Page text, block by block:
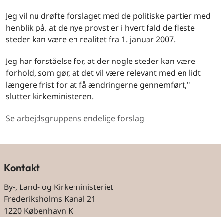
Jeg vil nu drøfte forslaget med de politiske partier med
henblik på, at de nye provstier i hvert fald de fleste
steder kan være en realitet fra 1. januar 2007.
Jeg har forståelse for, at der nogle steder kan være
forhold, som gør, at det vil være relevant med en lidt
længere frist for at få ændringerne gennemført,"
slutter kirkeministeren.
Se arbejdsgruppens endelige forslag
Kontakt
By-, Land- og Kirkeministeriet
Frederiksholms Kanal 21
1220 København K